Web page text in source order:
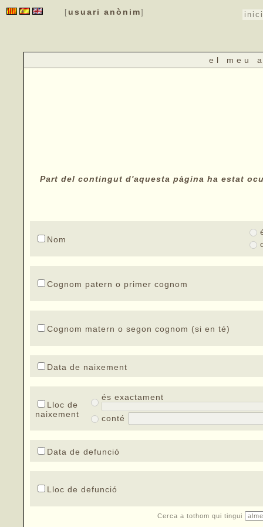
[ usuari anònim] inici
el meu
Part del contingut d'aquesta pàgina ha estat
Nom
Cognom patern o primer cognom
Cognom matern o segon cognom (si en té)
Data de naixement
Lloc de
naixement
és exactament
conté
Data de defunció
Lloc de defunció
Cerca a tothom qui tingui